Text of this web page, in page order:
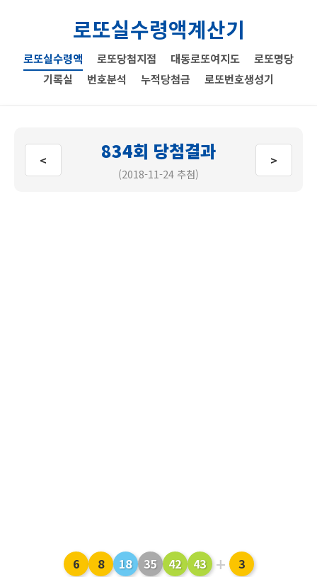
로또실수령액계산기
로또실수령액 로또당첨지점 대동로또여지도
로또명당
기록실
번호분석 누적당첨금 로또번호생성기
< 834회 당첨결과
(2018-11-24 추첨)
>
6 8 18 35 42 43 + 3